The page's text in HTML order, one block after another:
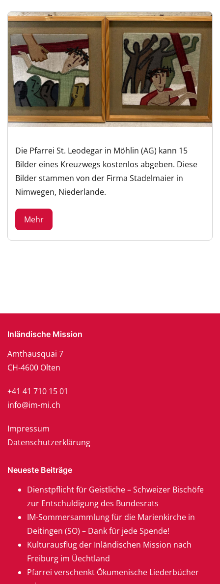
Die Pfarrei St. Leodegar in Möhlin (AG) kann 15
Bilder eines Kreuzwegs kostenlos abgeben. Diese
Bilder stammen von der Firma Stadelmaier in
Nimwegen, Niederlande.
Mehr
Inländische Mission
Amthausquai 7
CH-4600 Olten
+41 41 710 15 01
info@im-mi.ch
Impressum
Datenschutzerklärung
Neueste Beiträge
Dienstpflicht für Geistliche – Schweizer Bischöfe
zur Entschuldigung des Bundesrats
IM-Sommersammlung für die Marienkirche in
Deitingen (SO) – Dank für jede Spende!
Kulturausflug der Inländischen Mission nach
Freiburg im Üechtland
Pfarrei verschenkt Ökumenische Liederbücher